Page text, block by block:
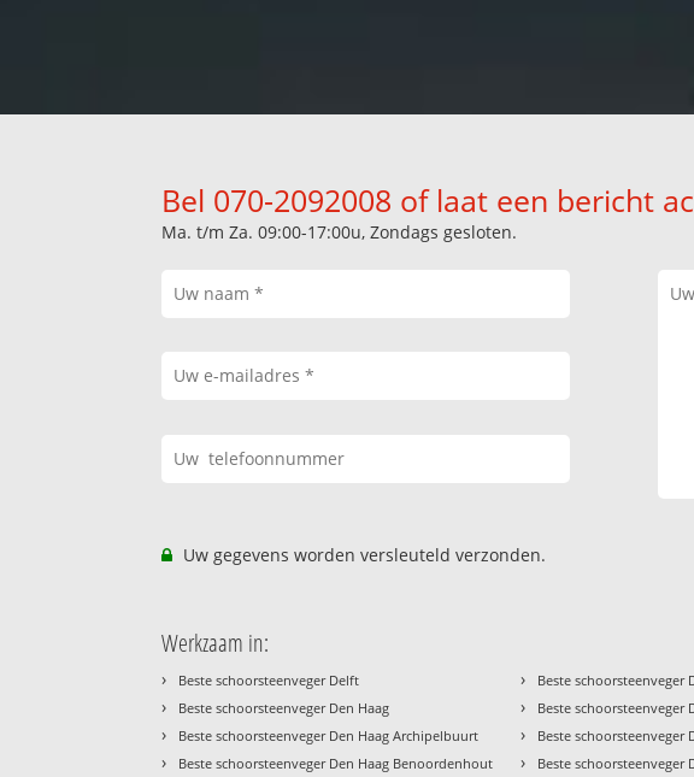
Bel 070-2092008 of laat een bericht
Ma. t/m Za. 09:00-17:00u, Zondags gesloten.
Uw gegevens worden versleuteld verzonden.
Werkzaam in:
› Beste schoorsteenveger Delft
› Beste schoorsteenveger Den Haag
› Beste schoorsteenveger Den Haag Archipelbuurt
› Beste schoorsteenveger Den Haag Benoordenhout
› Beste schoorsteenveger
› Beste schoorsteenveger
› Beste schoorsteenveger
› Beste schoorsteenveger